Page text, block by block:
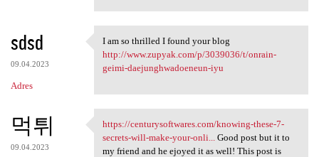
sdsd
09.04.2023
Adres
I am so thrilled I found your
I am so thrilled I found your blog
http://www.zupyak.com/p/3039036/t/onrain-
geimi-daejunghwadoeneun-iyu
먹튀
09.04.2023
https://centurysoftwares.com
https://centurysoftwares.com/knowing-these-7-
secrets-will-make-your-onli...
Good post but it to
my friend and he ejoyed it as well! This post is